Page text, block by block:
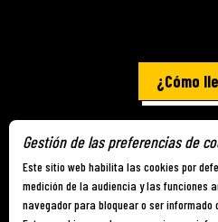
¿Cómo
Información jurídica -
Gestión de las preferencias de
Este sitio web habilita las cookies por
medición de la audiencia y las funciones
navegador para bloquear o ser